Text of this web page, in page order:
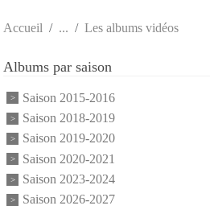
Accueil Les albums vidéos
Albums par saison
Saison 2015-2016
Saison 2018-2019
Saison 2019-2020
Saison 2020-2021
Saison 2023-2024
Saison 2026-2027